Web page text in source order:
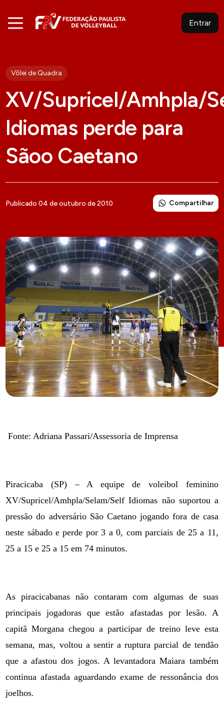
Entrar
Vôlei de Quadra
XV/Supricel/Amhpla/
Idiomas perde para
Sãoo Caetano
Publicado 04 de outubro de 2010 Compartilhar
Fonte: Adriana Passari/Assessoria de Imprensa
Piracicaba (SP) – A equipe de voleibol feminino
XV/Supricel/Amhpla/Selam/Self Idiomas não suportou a
pressão do adversário São Caetano jogando fora de casa
neste sábado e perde por 3 a 0, com parciais de 25 a 11,
25 a 15 e 25 a 15 em 74 minutos.
As piracicabanas não contaram com algumas de suas
principais jogadoras que estão afastadas por lesão. A
capitã Morgana chegou a participar de treino leve esta
semana, mas, voltou a sentir a ruptura parcial de tendão
que a afastou dos jogos. A levantadora Maiara também
continua afastada aguardando exame de ressonância dos
joelhos.